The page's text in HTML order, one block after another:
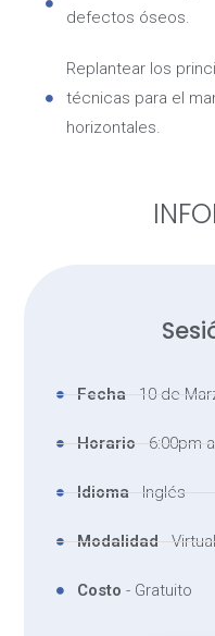
defectos óseos.
Replantear los
técnicas para el
horizontales.
Fecha- 10 de
Horario- 6:00pm
Idioma- Inglés
Modalidad-
Costo - Gratuito